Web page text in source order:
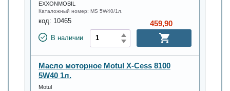
EXXONMOBIL
Каталожный номер: MS 5W40/1л.
код: 10465
В наличии
459,90
Масло моторное Motul X-Cess 8100
5W40 1л.
Motul